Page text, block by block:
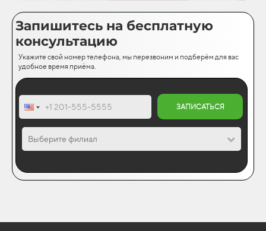
Запишитесь на бесплатную
консультацию
Укажите свой номер телефона, мы перезвоним и подберём для вас
удобное время приёма.
ЗАПИСАТЬСЯ
Выберите филиал